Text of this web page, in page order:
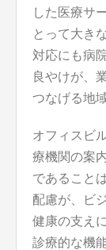
した医療サ
とって大き
対応にも病
良やけが、
つなげる地
オフィスビ
療機関の案
であること
配慮が、ビ
健康の支え
診療的な機